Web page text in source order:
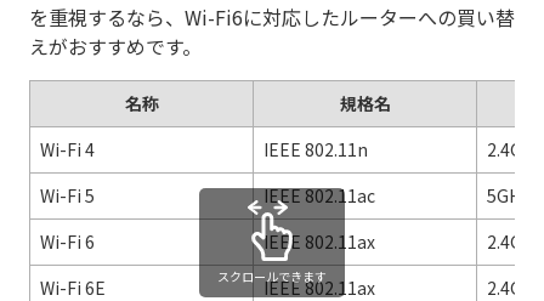
を重視するなら、Wi-Fi6に対応したルーターへの買い替
えがおすすめです。
名称 規格名
Wi-Fi 4
IEEE 802.11n
Wi-Fi 5
IEEE 802.11ac
5GHz
Wi-Fi 6
IEEE 802.11ax
Wi-Fi 6E
IEEE 802.11ax
スクロールできます